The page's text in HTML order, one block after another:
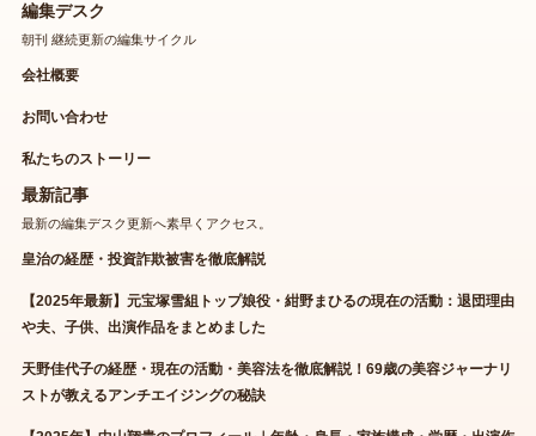
編集デスク
朝刊 継続更新の編集サイクル
会社概要
お問い合わせ
私たちのストーリー
最新記事
最新の編集デスク更新へ素早くアクセス。
皇治の経歴・投資詐欺被害を徹底解説
【2025年最新】元宝塚雪組トップ娘役・紺野まひるの現在の活動：退団理由
や夫、子供、出演作品をまとめました
天野佳代子の経歴・現在の活動・美容法を徹底解説！69歳の美容ジャーナリ
ストが教えるアンチエイジングの秘訣